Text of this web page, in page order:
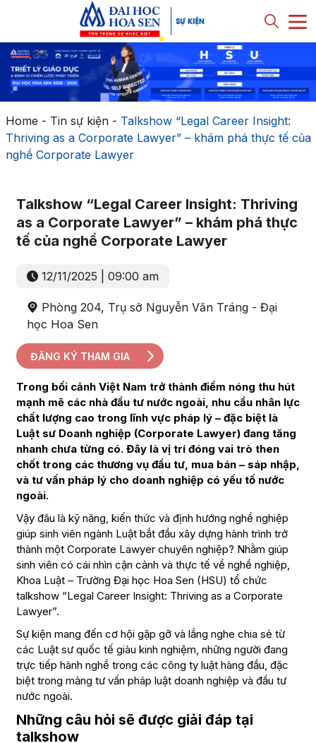
Home - Tin sự kiện- Talkshow “Legal Career Insight:
Thriving as a Corporate Lawyer” – khám phá thực tế của
nghề Corporate Lawyer
Talkshow “Legal Career Insight: Thriving
as a Corporate Lawyer” – khám phá thực
tế của nghề Corporate Lawyer
12/11/2025 | 09:00 am
Phòng 204, Trụ sở Nguyễn Văn Tráng - Đại
học Hoa Sen
ĐĂNG KÝ THAM GIA
Trong bối cảnh Việt Nam trở thành điểm nóng thu hút
mạnh mẽ các nhà đầu tư nước ngoài, nhu cầu nhân lực
chất lượng cao trong lĩnh vực pháp lý – đặc biệt là
Luật sư Doanh nghiệp (Corporate Lawyer) đang tăng
nhanh chưa từng có. Đây là vị trí đóng vai trò then
chốt trong các thương vụ đầu tư, mua bán – sáp nhập,
và tư vấn pháp lý cho doanh nghiệp có yếu tố nước
ngoài.
Vậy đâu là kỹ năng, kiến thức và định hướng nghề nghiệp
giúp sinh viên ngành Luật bắt đầu xây dựng hành trình trở
thành một Corporate Lawyer chuyên nghiệp? Nhằm giúp
sinh viên có cái nhìn cận cảnh và thực tế về nghề nghiệp,
Khoa Luật – Trường Đại học Hoa Sen (HSU) tổ chức
talkshow “Legal Career Insight: Thriving as a Corporate
Lawyer”.
Sự kiện mang đến cơ hội gặp gỡ và lắng nghe chia sẻ từ
các Luật sư quốc tế giàu kinh nghiệm, những người đang
trực tiếp hành nghề trong các công ty luật hàng đầu, đặc
biệt trong mảng tư vấn pháp luật doanh nghiệp và đầu tư
nước ngoài.
Những câu hỏi sẽ được giải đáp tại
talkshow